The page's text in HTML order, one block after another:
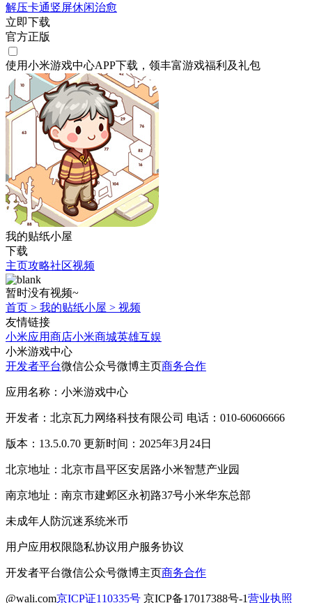
解压卡通竖屏休闲治愈
立即下载
官方正版
使用小米游戏中心APP下载 ，领丰富游戏福利 及礼包
我的贴纸小屋
下载
主页攻略社区视频
暂时没有视频~
首页 > 我的贴纸小屋 > 视频
友情链接
小米应用商店小米商城英雄互娱
小米游戏中心
开发者平台微信公众号微博主页商务合作
应用名称：小米游戏中心
开发者：北京瓦力网络科技有限公司 电话：010-60606666
版本：13.5.0.70 更新时间：2025年3月24日
北京地址：北京市昌平区安居路小米智慧产业园
南京地址：南京市建邺区永初路37号小米华东总部
未成年人防沉迷系统米币
用户应用权限隐私协议用户服务协议
开发者平台微信公众号微博主页商务合作
@wali.com京ICP证110335号 京ICP备17017388号-1营业执照